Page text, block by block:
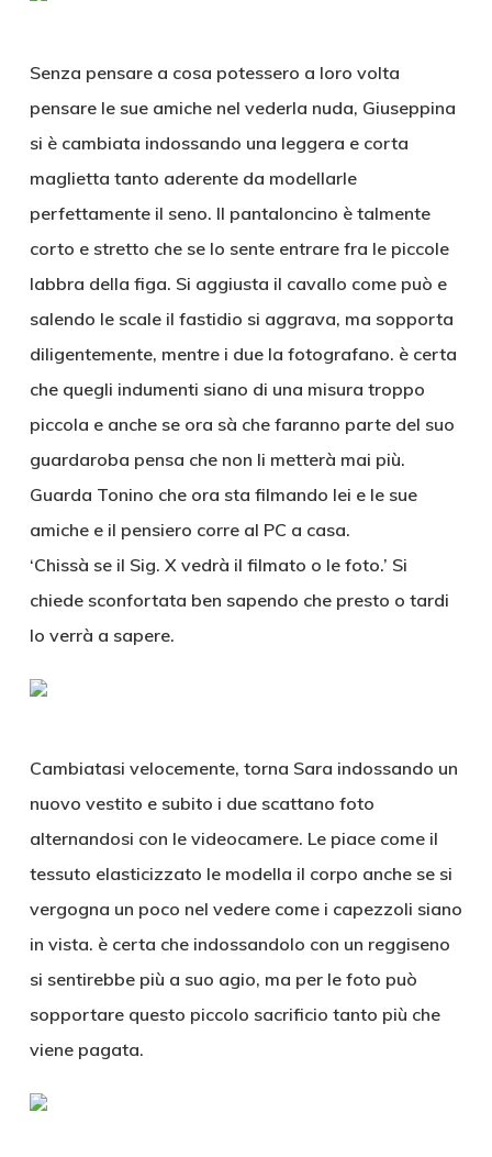
Senza pensare a cosa potessero a loro volta
pensare le sue amiche nel vederla nuda, Giuseppina
si è cambiata indossando una leggera e corta
maglietta tanto aderente da modellarle
perfettamente il seno. Il pantaloncino è talmente
corto e stretto che se lo sente entrare fra le piccole
labbra della figa. Si aggiusta il cavallo come può e
salendo le scale il fastidio si aggrava, ma sopporta
diligentemente, mentre i due la fotografano. è certa
che quegli indumenti siano di una misura troppo
piccola e anche se ora sà che faranno parte del suo
guardaroba pensa che non li metterà mai più.
Guarda Tonino che ora sta filmando lei e le sue
amiche e il pensiero corre al PC a casa.
‘Chissà se il Sig. X vedrà il filmato o le foto.’ Si
chiede sconfortata ben sapendo che presto o tardi
lo verrà a sapere.
Cambiatasi velocemente, torna Sara indossando un
nuovo vestito e subito i due scattano foto
alternandosi con le videocamere. Le piace come il
tessuto elasticizzato le modella il corpo anche se si
vergogna un poco nel vedere come i capezzoli siano
in vista. è certa che indossandolo con un reggiseno
si sentirebbe più a suo agio, ma per le foto può
sopportare questo piccolo sacrificio tanto più che
viene pagata.